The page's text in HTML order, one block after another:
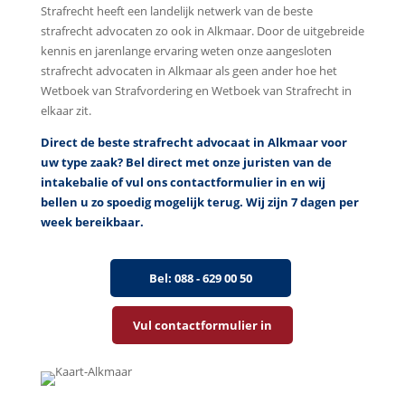
Strafrecht heeft een landelijk netwerk van de beste
strafrecht advocaten zo ook in Alkmaar. Door de uitgebreide
kennis en jarenlange ervaring weten onze aangesloten
strafrecht advocaten in Alkmaar als geen ander hoe het
Wetboek van Strafvordering en Wetboek van Strafrecht in
elkaar zit.
Direct de beste strafrecht advocaat in Alkmaar voor
uw type zaak? Bel directmetonze juristen van de
intakebalie of vul ons contactformulier in en wij
bellen u zo spoedig mogelijk terug. Wij zijn 7 dagen per
week bereikbaar.
Bel: 088 - 629 00 50
Vul contactformulier in